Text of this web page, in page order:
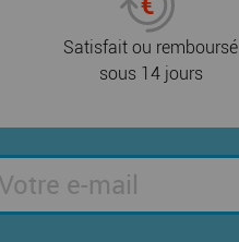
Satisfait ou remboursé
sous 14 jours